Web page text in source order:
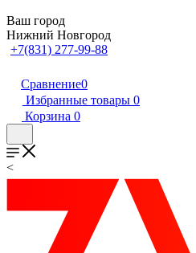
Ваш город
Нижний Новгород
+7(831) 277-99-88
Сравнение0
Избранные товары 0
Корзина 0
<